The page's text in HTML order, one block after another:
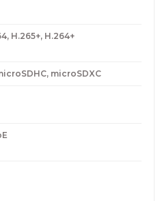
H.265+, H.264+
microSDXC